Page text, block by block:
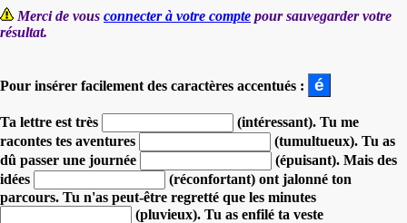
Merci de vous connecter à votre compte pour sauvegarder votre
résultat.
Pour insérer facilement des caractères accentués :
Ta lettre est très (intéressant). Tu me
racontes tes aventures
(tumultueux). Tu as
dû passer une journée
(épuisant). Mais des
idées
(réconfortant) ont jalonné ton
parcours. Tu n'as peut-être regretté que les minutes
(pluvieux). Tu as enfilé ta veste